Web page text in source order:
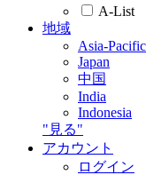
A-List
地域
Asia-Pacific
Japan
中国
India
Indonesia
"見る"
アカウント
ログイン